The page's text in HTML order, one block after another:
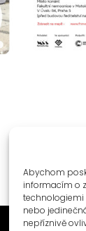
Abychom
informacím o
technologiemi
nebo
nepříznivě